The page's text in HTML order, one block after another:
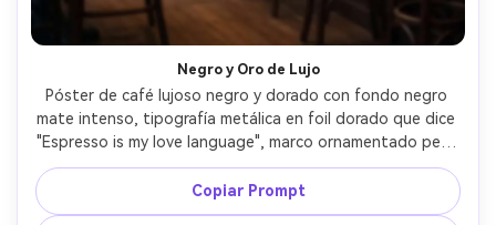
Negro y Oro de Lujo
Póster de café lujoso negro y dorado con fondo negro
mate intenso, tipografía metálica en foil dorado que dice
"Espresso is my love language", marco ornamentado pero
discreto, grano sutil, ambiente de cafetería boutique de
alta gama, líneas tipo vector nítidas, listo para imprimir,
ultra alta resolución, sin marca de agua, lente 85mm,
Copiar Prompt